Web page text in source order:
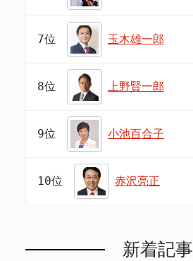
7位 玉木雄一郎
8位 上野賢一郎
9位 小池百合子
10位 赤沢亮正
新着記事